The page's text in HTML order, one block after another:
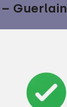
Guerlain